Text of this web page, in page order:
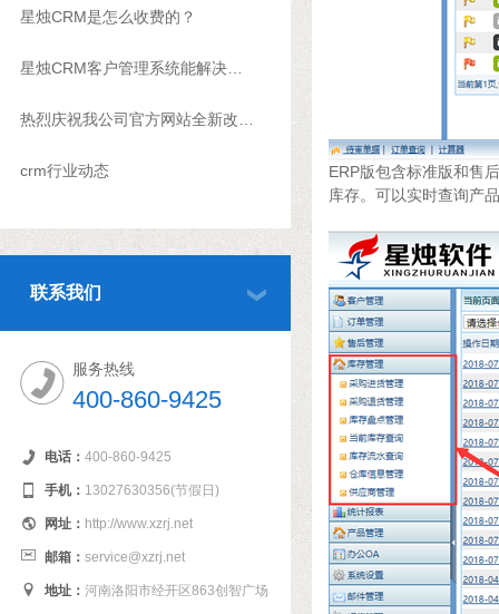
星烛CRM是怎么收费的？
crm行业动态
联系我们
服务热线
400-860-9425
电话： 400-860-9425
手机： 13027630356(节假日)
网址： http://www.xzrj.net
邮箱： service@xzrj.net
地址： 河南洛阳市经开区863创智广场
ERP版包含标准版和售
库存。可以实时查询产